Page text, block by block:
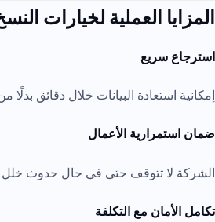
المزايا العملية لخيارات
استرجاع سريع
إمكانية استعادة البيانات خلال دقائق بدلًا
ضمان استمرارية الأعمال
الشركة لا تتوقف حتى في حال حدوث خلل
تكامل الأمان مع التكلفة